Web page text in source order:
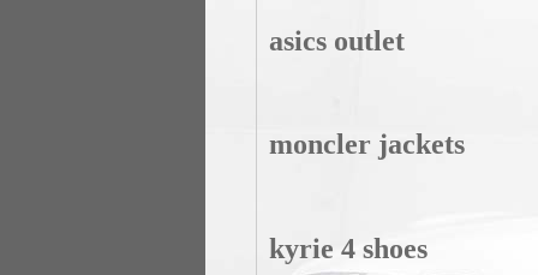
asics outlet
moncler jackets
kyrie 4 shoes